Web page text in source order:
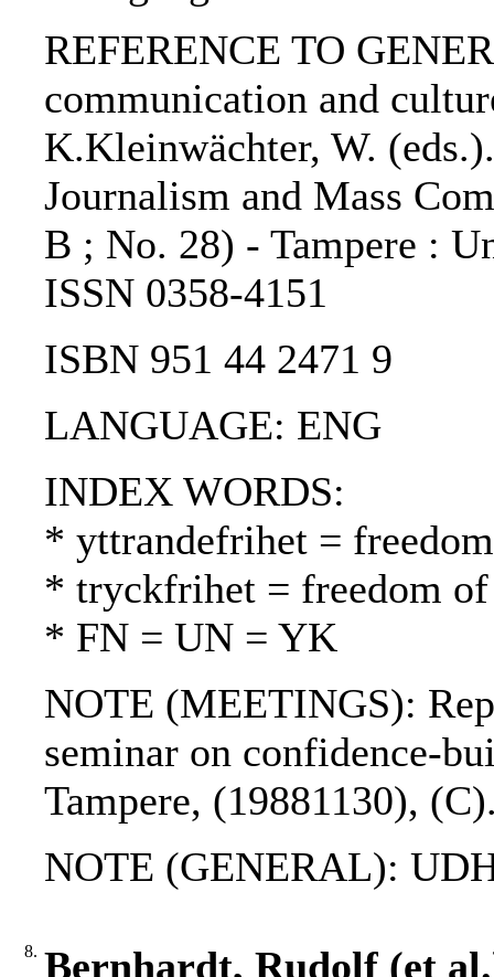
REFERENCE TO
communication and
K.Kleinwächter, W.
Journalism and Mass
B ; No. 28) - Tampere :
ISSN 0358-4151
ISBN 951 44 2471 9
LANGUAGE: ENG
INDEX WORDS:
* yttrandefrihet =
* tryckfrihet = freedom of
* FN = UN = YK
NOTE (MEETINGS):
seminar on confidence-
Tampere, (19881130),
NOTE (GENERAL):
8. Bernhardt, Rudolf (et